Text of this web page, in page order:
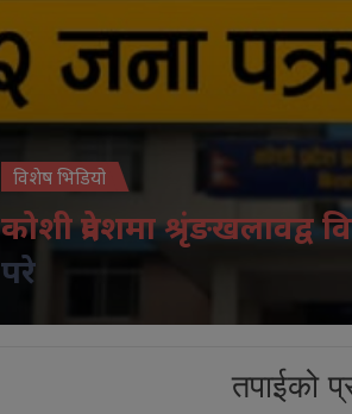
विशेष भिडियो
कोशी प्रदेशमा श्रृंङखलावद्व
परे
तपाईको